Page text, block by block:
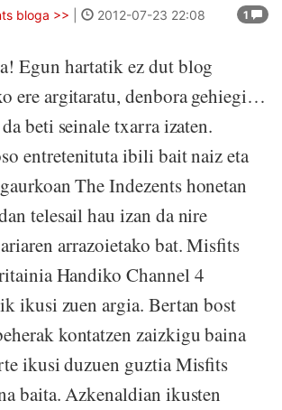
1
bloga >> 2012-07-23 22:08
Egun hartatik ez dut blog
ere argitaratu, denbora gehiegi…
beti seinale txarra izaten.
entretenituta ibili bait naiz eta
The Indezents honetan
telesail hau izan da nire
arrazoietako bat. Misfits
Handiko Channel 4
ikusi zuen argia. Bertan bost
kontatzen zaizkigu baina
ikusi duzuen guztia Misfits
baita. Azkenaldian ikusten